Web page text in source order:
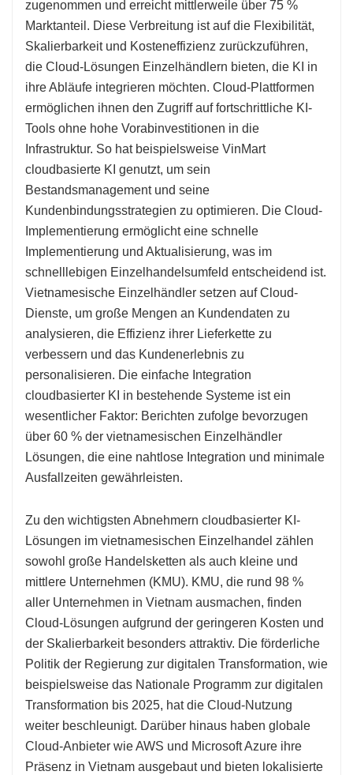
zugenommen und erreicht mittlerweile über 75 %
Marktanteil. Diese Verbreitung ist auf die Flexibilität,
Skalierbarkeit und Kosteneffizienz zurückzuführen,
die Cloud-Lösungen Einzelhändlern bieten, die KI in
ihre Abläufe integrieren möchten. Cloud-Plattformen
ermöglichen ihnen den Zugriff auf fortschrittliche KI-
Tools ohne hohe Vorabinvestitionen in die
Infrastruktur. So hat beispielsweise VinMart
cloudbasierte KI genutzt, um sein
Bestandsmanagement und seine
Kundenbindungsstrategien zu optimieren. Die Cloud-
Implementierung ermöglicht eine schnelle
Implementierung und Aktualisierung, was im
schnelllebigen Einzelhandelsumfeld entscheidend ist.
Vietnamesische Einzelhändler setzen auf Cloud-
Dienste, um große Mengen an Kundendaten zu
analysieren, die Effizienz ihrer Lieferkette zu
verbessern und das Kundenerlebnis zu
personalisieren. Die einfache Integration
cloudbasierter KI in bestehende Systeme ist ein
wesentlicher Faktor: Berichten zufolge bevorzugen
über 60 % der vietnamesischen Einzelhändler
Lösungen, die eine nahtlose Integration und minimale
Ausfallzeiten gewährleisten.
Zu den wichtigsten Abnehmern cloudbasierter KI-
Lösungen im vietnamesischen Einzelhandel zählen
sowohl große Handelsketten als auch kleine und
mittlere Unternehmen (KMU). KMU, die rund 98 %
aller Unternehmen in Vietnam ausmachen, finden
Cloud-Lösungen aufgrund der geringeren Kosten und
der Skalierbarkeit besonders attraktiv. Die förderliche
Politik der Regierung zur digitalen Transformation, wie
beispielsweise das Nationale Programm zur digitalen
Transformation bis 2025, hat die Cloud-Nutzung
weiter beschleunigt. Darüber hinaus haben globale
Cloud-Anbieter wie AWS und Microsoft Azure ihre
Präsenz in Vietnam ausgebaut und bieten lokalisierte